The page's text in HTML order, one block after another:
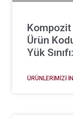
Kompozit
Ürün
Yük Sınıfı:
ÜRÜNLERIMIZI